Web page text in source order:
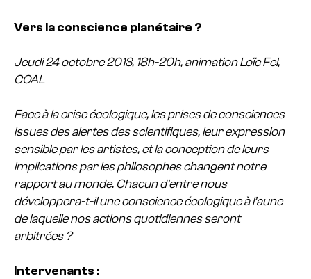
Vers la conscience planétaire ?
Jeudi 24 octobre 2013, 18h-20h, animation Loïc Fel,
COAL
Face à la crise écologique, les prises de consciences
issues des alertes des scientifiques, leur expression
sensible par les artistes, et la conception de leurs
implications par les philosophes changent notre
rapport au monde. Chacun d’entre nous
développera-t-il une conscience écologique à l’aune
de laquelle nos actions quotidiennes seront
arbitrées ?
Intervenants :